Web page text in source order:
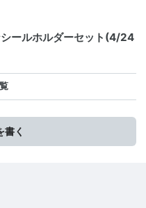
ールホルダーセット(4/24
書く